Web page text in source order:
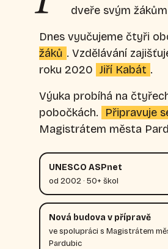
dveře svým žákům
Dnes vyučujeme čtyři
žáků . Vzdělávání
roku 2020 Jiří Kabát .
Výuka probíhá na
pobočkách.
Připravuje
Magistrátem města
UNESCO ASPnet
od 2002 · 50+ škol
Nová budova v přípravě
ve spolupráci s Magistrátem
Pardubic